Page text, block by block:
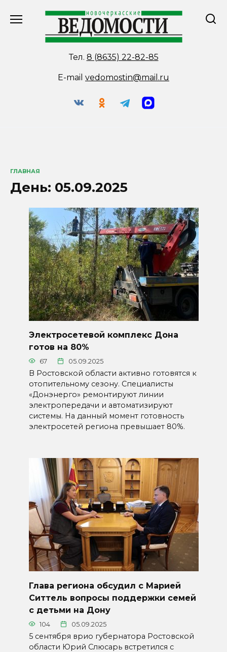
Тел. 8 (8635) 22-82-85
E-mail vedomostin@mail.ru
ГЛАВНАЯ
День: 05.09.2025
Электросетевой комплекс Дона
готов на 80%
67 05.09.2025
В Ростовской области активно готовятся к
отопительному сезону. Специалисты
«Донэнерго» ремонтируют линии
электропередачи и автоматизируют
системы. На данный момент готовность
электросетей региона превышает 80%.
Глава региона обсудил с Марией
Ситтель вопросы поддержки семей
с детьми на Дону
104 05.09.2025
5 сентября врио губернатора Ростовской
области Юрий Слюсарь встретился с